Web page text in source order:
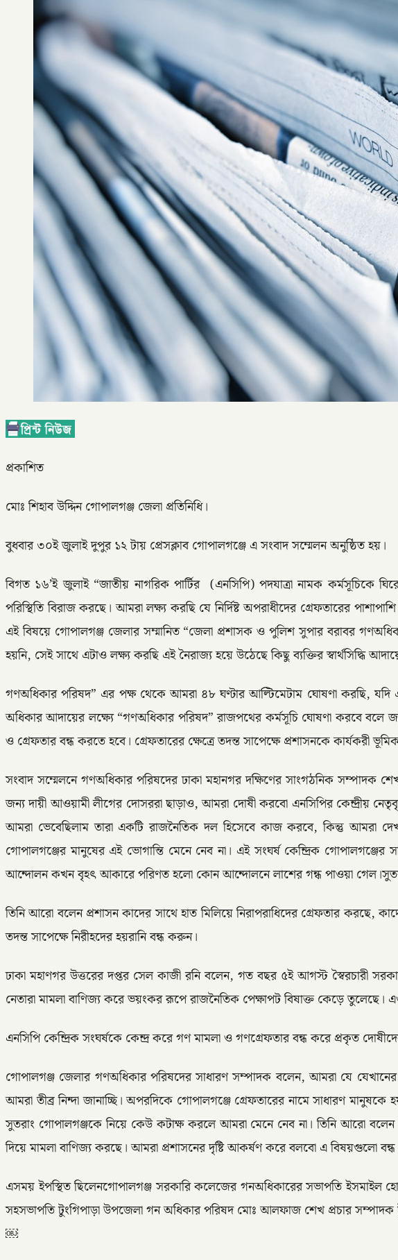
প্রকাশিত
মোঃ শিহাব উদ্দিন গোপালগঞ্জ জেলা প্রতিনিধি।
বুধবার ৩০ই জুলাই দুপুর ১২ টায় প্রেসক্লাব গোপালগঞ্জে এ সংবাদ সম্মেলন অনুষ্ঠিত হয়।
বিগত ১৬’ই জুলাই “জাতীয় নাগরিক পার্টির (এনসিপি) পদযাত্রা নামক কর্মসূচিকে
পরিস্থিতি বিরাজ করছে। আমরা লক্ষ্য করছি যে নির্দিষ্ট অপরাধীদের গ্রেফতারের
এই বিষয়ে গোপালগঞ্জ জেলার সম্মানিত “জেলা প্রশাসক ও পুলিশ সুপার বরাবর
হয়নি, সেই সাথে এটাও লক্ষ্য করছি এই নৈরাজ্য হয়ে উঠেছে কিছু ব্যক্তির স্বার্থসিদ্ধি
গণঅধিকার পরিষদ” এর পক্ষ থেকে আমরা ৪৮ ঘণ্টার আল্টিমেটাম ঘোষণা করছি, যদি
অধিকার আদায়ের লক্ষ্যে “গণঅধিকার পরিষদ” রাজপথের কর্মসূচি ঘোষণা করবে বলে
ও গ্রেফতার বন্ধ করতে হবে। গ্রেফতারের ক্ষেত্রে তদন্ত সাপেক্ষে প্রশাসনকে কার্যকরী
সংবাদ সম্মেলনে গণঅধিকার পরিষদের ঢাকা মহানগর দক্ষিণের সাংগঠনিক
জন্য দায়ী আওয়ামী লীগের দোসররা ছাড়াও, আমরা দোষী করবো এনসিপির কেন্দ্রীয়
আমরা ভেবেছিলাম তারা একটি রাজনৈতিক দল হিসেবে কাজ করবে, কিন্তু আমরা
গোপালগঞ্জের মানুষের এই ভোগান্তি মেনে নেব না। এই সংঘর্ষ কেন্দ্রিক
আন্দোলন কখন বৃহৎ আকারে পরিণত হলো কোন আন্দোলনে লাশের গন্ধ পাওয়া
তিনি আরো বলেন প্রশাসন কাদের সাথে হাত মিলিয়ে নিরাপরাধিদের গ্রেফতার করছে,
তদন্ত সাপেক্ষে নিরীহদের হয়রানি বন্ধ করুন।
ঢাকা মহাণগর উত্তরের দপ্তর সেল কাজী রনি বলেন, গত বছর ৫ই আগস্ট স্বৈরচারী
নেতারা মামলা বাণিজ্য করে ভয়ংকর রূপে রাজনৈতিক পেক্ষাপট বিষাক্ত কেড়ে
এনসিপি কেন্দ্রিক সংঘর্ষকে কেন্দ্র করে গণ মামলা ও গণগ্রেফতার বন্ধ করে প্রকৃত
গোপালগঞ্জ জেলার গণঅধিকার পরিষদের সাধারণ সম্পাদক বলেন, আমরা যে
আমরা তীব্র নিন্দা জানাচ্ছি। অপরদিকে গোপালগঞ্জে গ্রেফতারের নামে সাধারণ
সুতরাং গোপালগঞ্জকে নিয়ে কেউ কটাক্ষ করলে আমরা মেনে নেব না। তিনি আরো বলেন
দিয়ে মামলা বাণিজ্য করছে। আমরা প্রশাসনের দৃষ্টি আকর্ষণ করে বলবো এ বিষয়গুলো
এসময় ইপস্থিত ছিলেনগোপালগঞ্জ সরকারি কলেজের গনঅধিকারের সভাপতি ইসমাইল
সহসভাপতি টুংগিপাড়া উপজেলা গন অধিকার পরিষদ মোঃ আলফাজ শেখ প্রচার সম্পাদক
￼